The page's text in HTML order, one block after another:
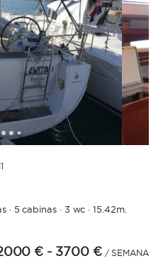
345
· 5 cabinas· 3 wc ·15.42m.
€ - 3700 € / SEMANA